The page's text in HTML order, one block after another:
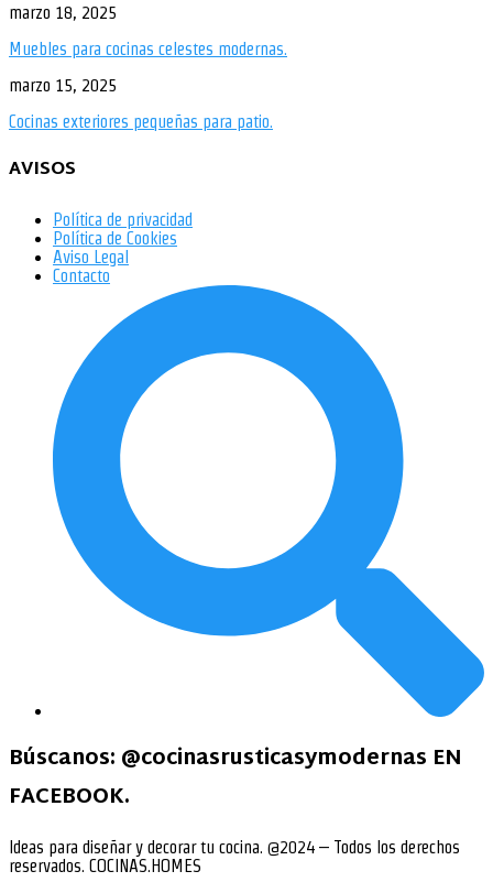
marzo 18, 2025
Muebles para cocinas celestes modernas.
marzo 15, 2025
Cocinas exteriores pequeñas para patio.
AVISOS
Política de privacidad
Política de Cookies
Aviso Legal
Contacto
Búscanos: @cocinasrusticasymodernas EN
FACEBOOK.
Ideas para diseñar y decorar tu cocina. @2024 – Todos los derechos
reservados. COCINAS.HOMES